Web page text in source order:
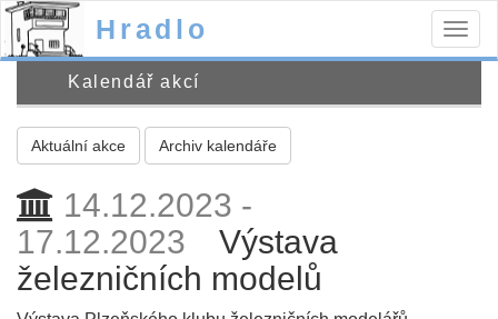
Hradlo
Kalendář akcí
Aktuální akce Archiv kalendáře
14.12.2023 -
17.12.2023
Výstava
železničních modelů